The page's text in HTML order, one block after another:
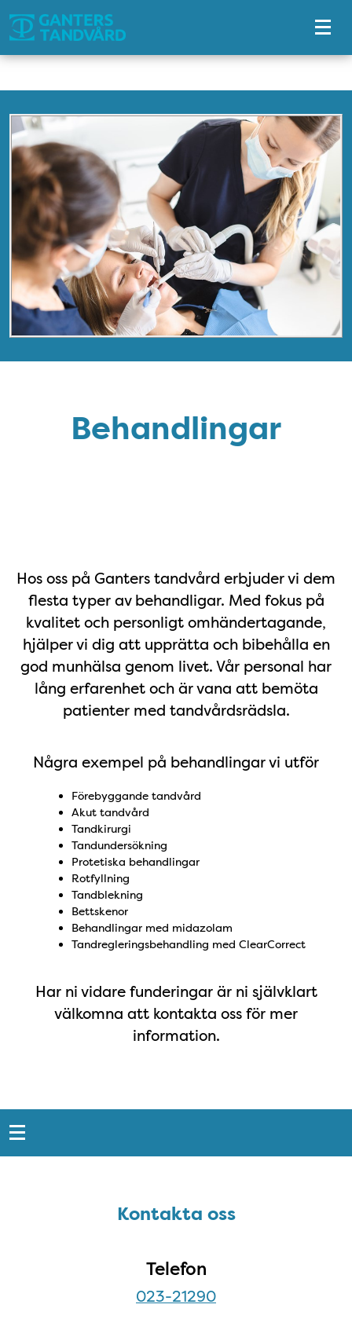
Tillgänglighetsmeny
Behandlingar
Behandlingar
Våra behandlingar
Hos oss på Ganters tandvård erbjuder vi dem
flesta typer av behandligar. Med fokus på
kvalitet och personligt omhändertagande,
hjälper vi dig att upprätta och bibehålla en
god munhälsa genom livet. Vår personal har
lång erfarenhet och är vana att bemöta
patienter med tandvårdsrädsla.
Några exempel på behandlingar vi utför
Förebyggande tandvård
Akut tandvård
Tandkirurgi
Tandundersökning
Protetiska behandlingar
Rotfyllning
Tandblekning
Bettskenor
Behandlingar med midazolam
Tandregleringsbehandling med ClearCorrect
Har ni vidare funderingar är ni självklart
välkomna att kontakta oss för mer
information.
Snabblänkar
Kontakta ossKontakta oss
Telefon
023-21290